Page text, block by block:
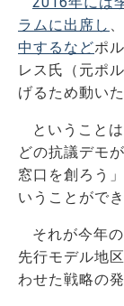
ラムに出席し 、
中するなどポ
レス氏（元ポ
げるため動い
ということ
どの抗議デモ
窓口を創ろう
いうことがで
それが今年
先行モデル地
わせた戦略の